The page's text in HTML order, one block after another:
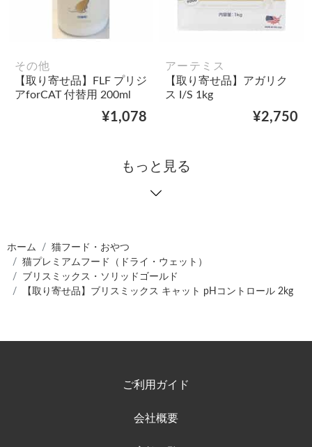
その他
【取り寄せ品】FLF プリジ
アforCAT 付替用 200ml
¥1,078
アーテミス
【取り寄せ品】アガリク
ス I/S 1kg
¥2,750
もっと見る
ホーム
猫フード・おやつ
猫プレミアムフード（ドライ・ウェット）
ブリスミックス・ソリッドゴールド
【取り寄せ品】ブリスミックス キャット pHコントロール 2kg
ご利用ガイド
会社概要